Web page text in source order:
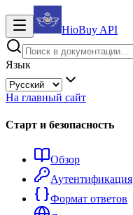
HioBuy API
Язык
На главный сайт
Старт и безопасность
Обзор
Аутентификация
Формат ответов